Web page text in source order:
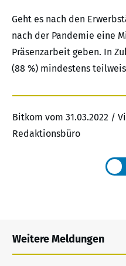
Geht es nach den
nach der Pandemie eine
Präsenzarbeit geben. In
(88 %) mindestens
Bitkom vom 31.03.2022 /
Redaktionsbüro
Weitere Meldungen